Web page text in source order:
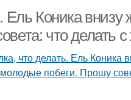
Коника внизу
что делать